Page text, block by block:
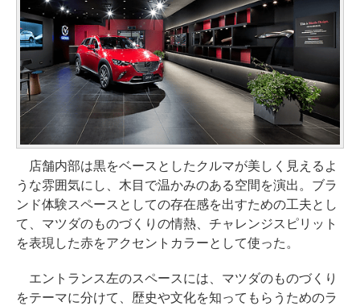
店舗内部は黒をベースとしたクルマが美しく見えるよ
うな雰囲気にし、木目で温かみのある空間を演出。ブラ
ンド体験スペースとしての存在感を出すための工夫とし
て、マツダのものづくりの情熱、チャレンジスピリット
を表現した赤をアクセントカラーとして使った。
エントランス左のスペースには、マツダのものづくり
をテーマに分けて、歴史や文化を知ってもらうためのラ